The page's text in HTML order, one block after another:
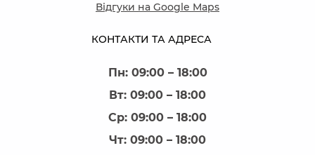
КОНТАКТИ ТА АДРЕСА
Пн: 09:00 – 18:00
Вт: 09:00 – 18:00
Ср: 09:00 – 18:00
Чт: 09:00 – 18:00
Відгуки на Google Maps